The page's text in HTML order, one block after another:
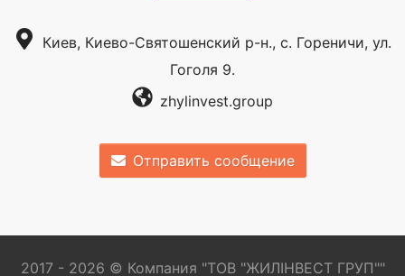
Киев, Киево-Святошенский р-н., с. Гореничи, ул.
Гоголя 9.
zhylinvest.group
Отправить сообщение
2017 - 2026 © Компания "ТОВ "ЖИЛІНВЕСТ ГРУП""